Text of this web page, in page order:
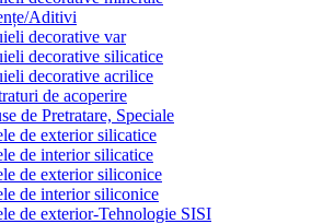
Aditivi
decorative var
decorative silicatice
decorative acrilice
de acoperire
de Pretratare, Speciale
de exterior silicatice
de interior silicatice
de exterior siliconice
de interior siliconice
de exterior-Tehnologie SISI